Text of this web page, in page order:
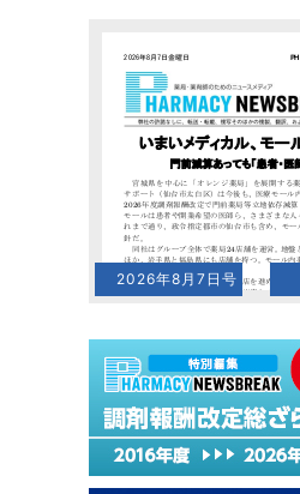
2026年8月7日号